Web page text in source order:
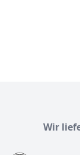
Wir